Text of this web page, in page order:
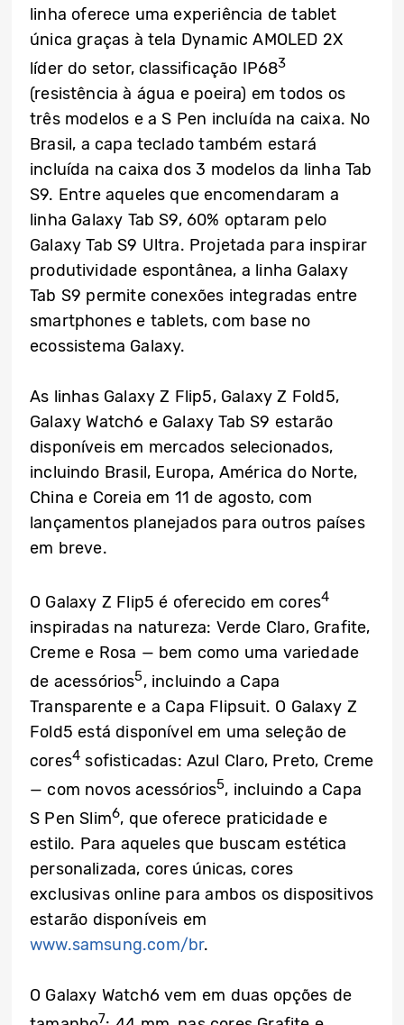
linha oferece uma experiência de tablet
única graças à tela Dynamic AMOLED 2X
líder do setor, classificação IP683
(resistência à água e poeira) em todos os
três modelos e a S Pen incluída na caixa. No
Brasil, a capa teclado também estará
incluída na caixa dos 3 modelos da linha Tab
S9. Entre aqueles que encomendaram a
linha Galaxy Tab S9, 60% optaram pelo
Galaxy Tab S9 Ultra. Projetada para inspirar
produtividade espontânea, a linha Galaxy
Tab S9 permite conexões integradas entre
smartphones e tablets, com base no
ecossistema Galaxy.
As linhas Galaxy Z Flip5, Galaxy Z Fold5,
Galaxy Watch6 e Galaxy Tab S9 estarão
disponíveis em mercados selecionados,
incluindo Brasil, Europa, América do Norte,
China e Coreia em 11 de agosto, com
lançamentos planejados para outros países
em breve.
O Galaxy Z Flip5 é oferecido em cores4
inspiradas na natureza: Verde Claro, Grafite,
Creme e Rosa — bem como uma variedade
de acessórios5, incluindo a Capa
Transparente e a Capa Flipsuit. O Galaxy Z
Fold5 está disponível em uma seleção de
cores4 sofisticadas: Azul Claro, Preto, Creme
— com novos acessórios5, incluindo a Capa
S Pen Slim6, que oferece praticidade e
estilo. Para aqueles que buscam estética
personalizada, cores únicas, cores
exclusivas online para ambos os dispositivos
estarão disponíveis em
www.samsung.com/br.
O Galaxy Watch6 vem em duas opções de
7